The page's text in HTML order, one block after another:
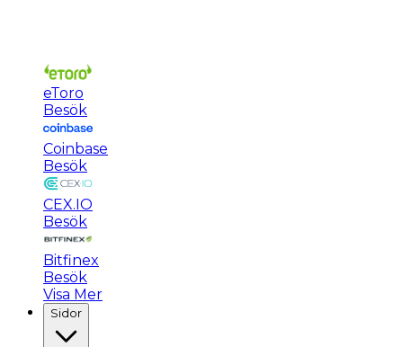
eToro
Besök
Coinbase
Besök
CEX.IO
Besök
Bitfinex
Besök
Visa Mer
Sidor